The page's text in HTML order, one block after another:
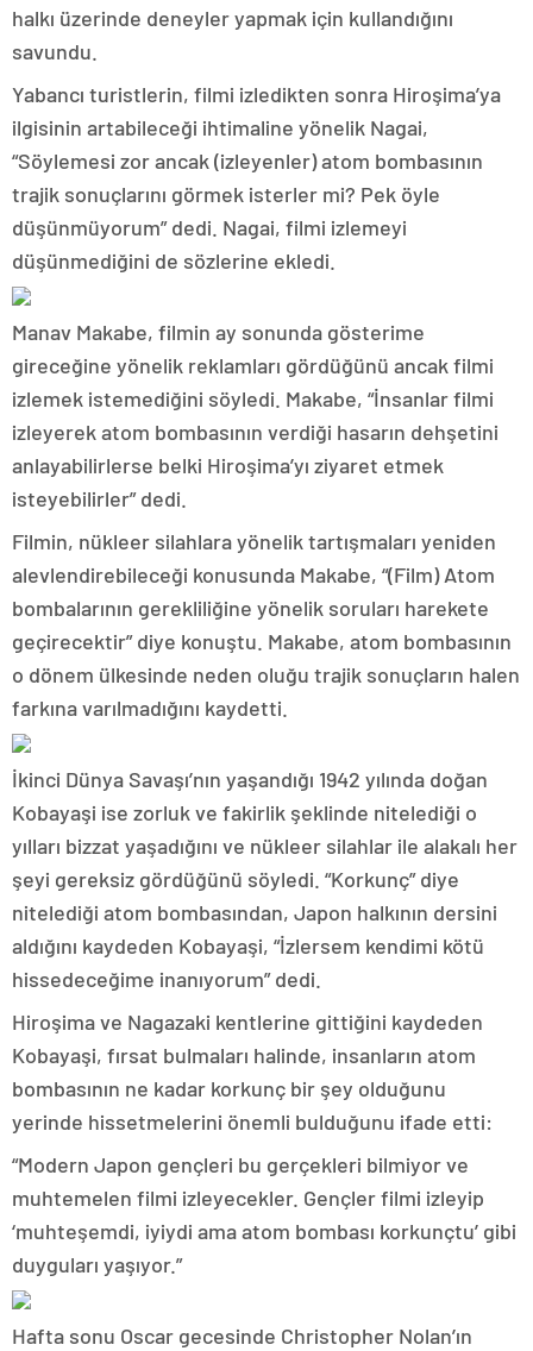
halkı üzerinde deneyler yapmak için kullandığını
savundu.
Yabancı turistlerin, filmi izledikten sonra Hiroşima’ya
ilgisinin artabileceği ihtimaline yönelik Nagai,
“Söylemesi zor ancak (izleyenler) atom bombasının
trajik sonuçlarını görmek isterler mi? Pek öyle
düşünmüyorum” dedi. Nagai, filmi izlemeyi
düşünmediğini de sözlerine ekledi.
Manav Makabe, filmin ay sonunda gösterime
gireceğine yönelik reklamları gördüğünü ancak filmi
izlemek istemediğini söyledi. Makabe, “İnsanlar filmi
izleyerek atom bombasının verdiği hasarın dehşetini
anlayabilirlerse belki Hiroşima’yı ziyaret etmek
isteyebilirler” dedi.
Filmin, nükleer silahlara yönelik tartışmaları yeniden
alevlendirebileceği konusunda Makabe, “(Film) Atom
bombalarının gerekliliğine yönelik soruları harekete
geçirecektir” diye konuştu. Makabe, atom bombasının
o dönem ülkesinde neden oluğu trajik sonuçların halen
farkına varılmadığını kaydetti.
İkinci Dünya Savaşı’nın yaşandığı 1942 yılında doğan
Kobayaşi ise zorluk ve fakirlik şeklinde nitelediği o
yılları bizzat yaşadığını ve nükleer silahlar ile alakalı her
şeyi gereksiz gördüğünü söyledi. “Korkunç” diye
nitelediği atom bombasından, Japon halkının dersini
aldığını kaydeden Kobayaşi, “İzlersem kendimi kötü
hissedeceğime inanıyorum” dedi.
Hiroşima ve Nagazaki kentlerine gittiğini kaydeden
Kobayaşi, fırsat bulmaları halinde, insanların atom
bombasının ne kadar korkunç bir şey olduğunu
yerinde hissetmelerini önemli bulduğunu ifade etti:
“Modern Japon gençleri bu gerçekleri bilmiyor ve
muhtemelen filmi izleyecekler. Gençler filmi izleyip
‘muhteşemdi, iyiydi ama atom bombası korkunçtu’ gibi
duyguları yaşıyor.”
Hafta sonu Oscar gecesinde Christopher Nolan’ın